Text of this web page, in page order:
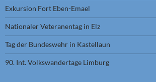
Exkursion Fort Eben-Emael
Nationaler Veteranentag in Elz
Tag der Bundeswehr in Kastellaun
90. Int. Volkswandertage Limburg